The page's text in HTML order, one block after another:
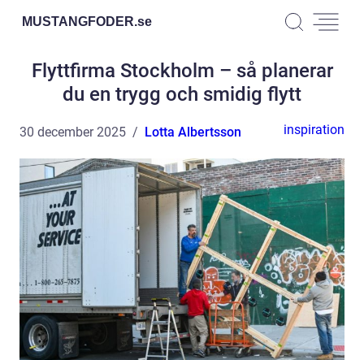
MUSTANGFODER.se
Flyttfirma Stockholm – så planerar
du en trygg och smidig flytt
30 december 2025 Lotta Albertsson inspiration